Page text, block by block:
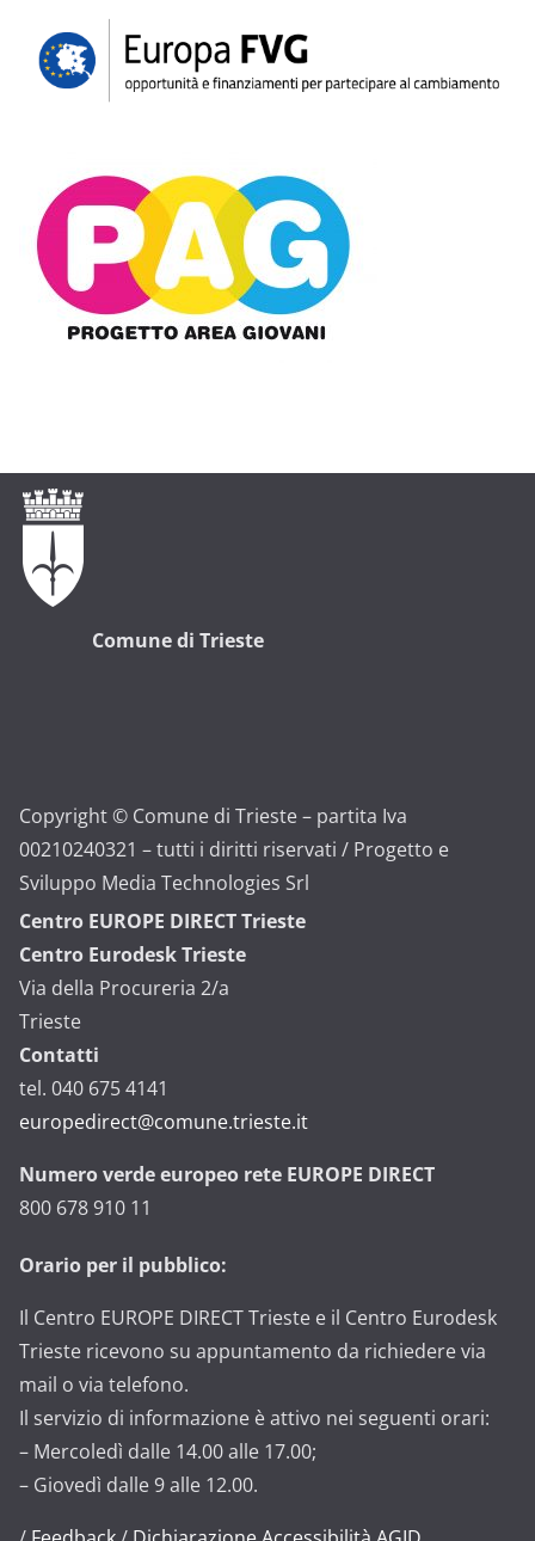
Comune di Trieste
Copyright © Comune di Trieste – partita Iva
00210240321 – tutti i diritti riservati / Progetto e
Sviluppo Media Technologies Srl
Centro EUROPE DIRECT Trieste
Centro Eurodesk Trieste
Via della Procureria 2/a
Trieste
Contatti
tel. 040 675 4141
europedirect@comune.trieste.it
Numero verde europeo rete EUROPE DIRECT
800 678 910 11
Orario per il pubblico:
Il Centro EUROPE DIRECT Trieste e il Centro Eurodesk
Trieste ricevono su appuntamento da richiedere via
mail o via telefono.
Il servizio di informazione è attivo nei seguenti orari:
– Mercoledì dalle 14.00 alle 17.00;
– Giovedì dalle 9 alle 12.00.